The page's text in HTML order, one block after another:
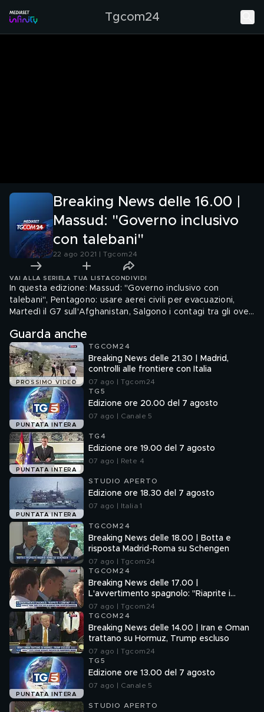
Tgcom24
Breaking News delle 16.00 |
Massud: "Governo inclusivo
con talebani"
22 ago 2021 | Tgcom24
VAI ALLA SERIE LA TUA LISTA CONDIVIDI
In questa edizione: Massud: "Governo inclusivo con
talebani", Pentagono: usare aerei civili per evacuazioni,
Martedì il G7 sull'Afghanistan, Salgono i contagi tra gli over
Roma.
Guarda anche
PROSSIMO VIDEO
TGCOM24
Breaking News delle 21.30 | Madrid,
controlli alle frontiere con Italia
07 ago | Tgcom24
PUNTATA INTERA
TG5
Edizione ore 20.00 del 7 agosto
07 ago | Canale 5
PUNTATA INTERA
TG4
Edizione ore 19.00 del 7 agosto
07 ago | Rete 4
PUNTATA INTERA
STUDIO APERTO
Edizione ore 18.30 del 7 agosto
07 ago | Italia 1
TGCOM24
Breaking News delle 18.00 | Botta e
risposta Madrid-Roma su Schengen
07 ago | Tgcom24
TGCOM24
Breaking News delle 17.00 |
L'avvertimento spagnolo: "Riaprite i
confini"
07 ago | Tgcom24
TGCOM24
Breaking News delle 14.00 | Iran e Oman
trattano su Hormuz, Trump escluso
07 ago | Tgcom24
PUNTATA INTERA
TG5
Edizione ore 13.00 del 7 agosto
07 ago | Canale 5
STUDIO APERTO